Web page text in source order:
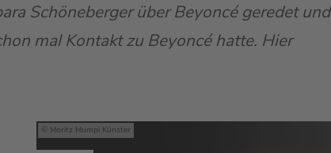
Schöneberger über Beyoncé geredet und
mal Kontakt zu Beyoncé hatte. Hier
Moritz Mumpi Künster